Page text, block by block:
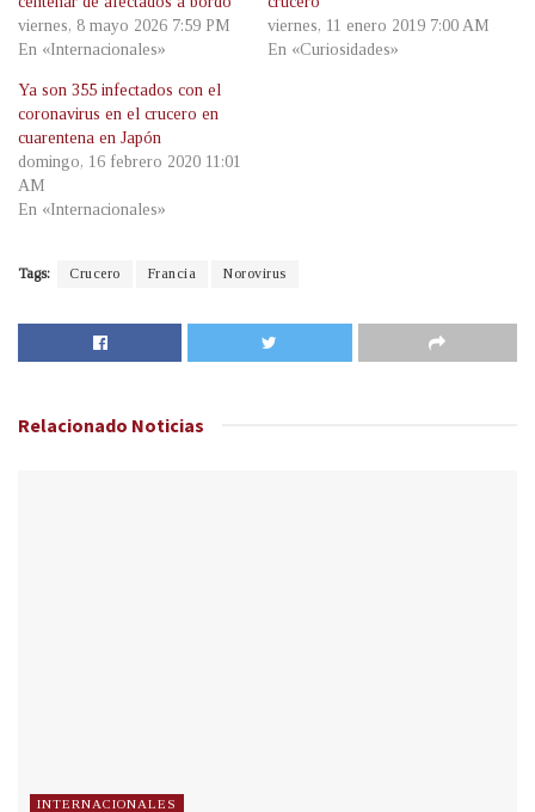
viernes, 8 mayo 2026 7:59 PM
En «Internacionales»
viernes, 11 enero 2019 7:00 AM
En «Curiosidades»
Ya son 355 infectados con el
coronavirus en el crucero en
cuarentena en Japón
domingo, 16 febrero 2020 11:01
AM
En «Internacionales»
Tags: Crucero Francia Norovirus
Relacionado Noticias
INTERNACIONALES